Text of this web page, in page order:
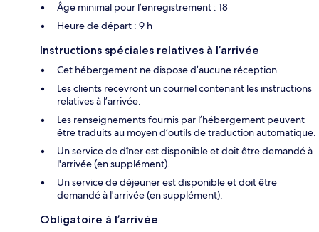
Âge minimal pour l’enregistrement : 18
Heure de départ : 9 h
Instructions spéciales relatives à l’arrivée
Cet hébergement ne dispose d’aucune réception.
Les clients recevront un courriel contenant les instructions
relatives à l’arrivée.
Les renseignements fournis par l’hébergement peuvent
être traduits au moyen d’outils de traduction automatique.
Un service de dîner est disponible et doit être demandé à
l'arrivée (en supplément).
Un service de déjeuner est disponible et doit être
demandé à l'arrivée (en supplément).
Obligatoire à l’arrivée